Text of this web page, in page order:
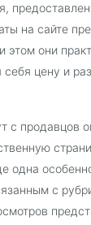
на сайте
этом они
цену и
с продавцов
одна
с